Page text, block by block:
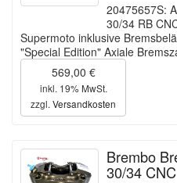
20475657S:
30/34 RB
Supermoto inklusive
"Special Edition" Axiale
569,00 €
inkl. 19% MwSt.
zzgl. Versandkosten
Brembo
30/34